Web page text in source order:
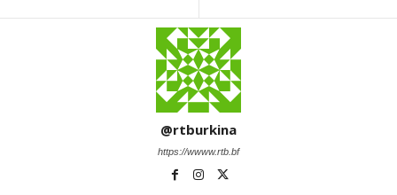
@rtburkina
https://wwww.rtb.bf